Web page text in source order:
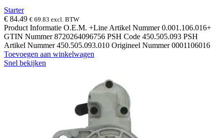
Starter
€ 84.49 € 69.83 excl. BTW
Product Informatie O.E.M. +Line Artikel Nummer 0.001.106.016+
GTIN Nummer 8720264096756 PSH Code 450.505.093 PSH
Artikel Nummer 450.505.093.010 Origineel Nummer 0001106016
Toevoegen aan winkelwagen
Snel bekijken